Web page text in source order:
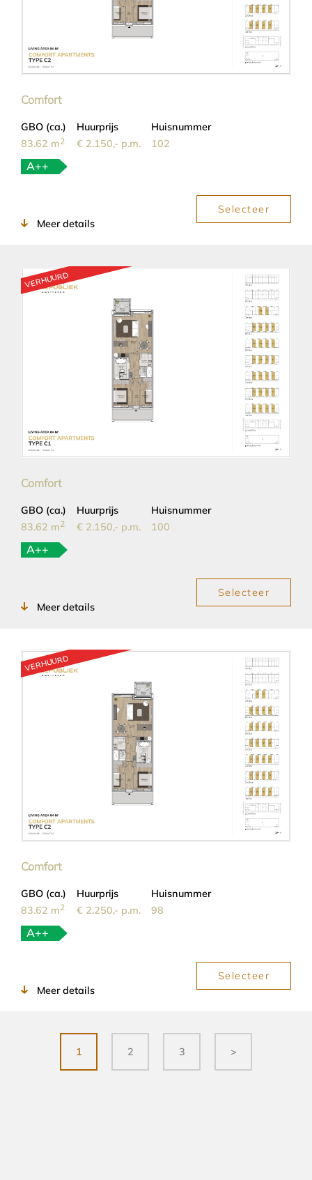
Comfort
GBO (ca.)
83.62 m2
Huurprijs
€ 2.150,- p.m.
Huisnummer
102
A++
Meer details
Selecteer
VERHUURD
Comfort
GBO (ca.)
83.62 m2
Huurprijs
€ 2.150,- p.m.
Huisnummer
100
A++
Meer details
Selecteer
VERHUURD
Comfort
GBO (ca.)
83.62 m2
Huurprijs
€ 2.250,- p.m.
Huisnummer
98
A++
Meer details
Selecteer
1 2 3 >